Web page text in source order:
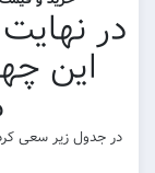
در
این
در جدول زیر سعی